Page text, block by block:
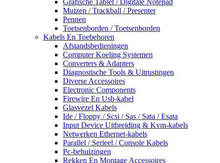
Muizen / Trackball / Presenter
Pennen
Toetsenborden / Toetsenborden
Kabels En Toebehoren
Afstandsbedieningen
Computer Koeling Systemen
Converters & Adapters
Diagnostische Tools & Uitrustingen
Diverse Accessoires
Electronic Components
Firewire En Usb-kabel
Glasvezel Kabels
Ide / Floppy / Scsi / Sas / Sata / Esata
Input Device Uitbreiding & Kvm-kabels
Netwerken Ethernet-kabels
Parallel / Serieel / Console Kabels
Pc-behuizingen
Rekken En Montage Accessoires